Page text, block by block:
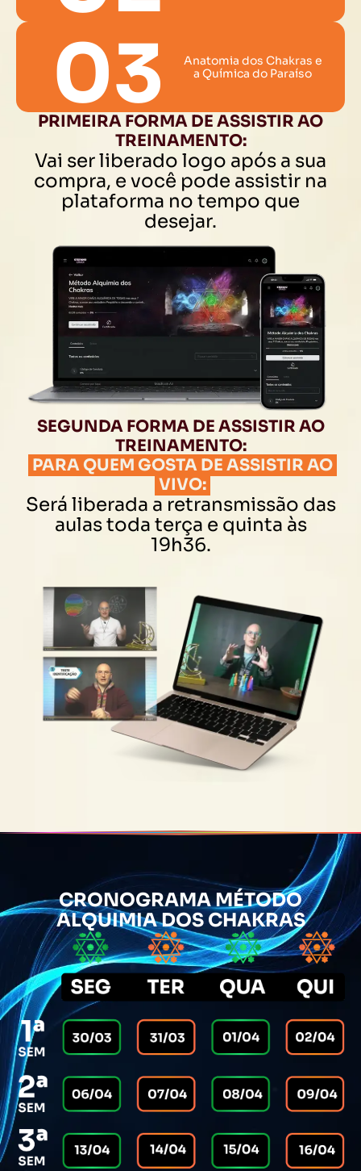
03
Anatomia dos Chakras e
a Química do Paraíso
PRIMEIRA FORMA DE ASSISTIR AO
TREINAMENTO:
Vai ser liberado logo após a sua
compra, e você pode assistir na
plataforma no tempo que
desejar.
SEGUNDA FORMA DE ASSISTIR AO
TREINAMENTO:
PARA QUEM GOSTA DE ASSISTIR AO
VIVO:
Será liberada a retransmissão das
aulas toda terça e quinta às
19h36.
CRONOGRAMA MÉTODO
ALQUIMIA DOS CHAKRAS